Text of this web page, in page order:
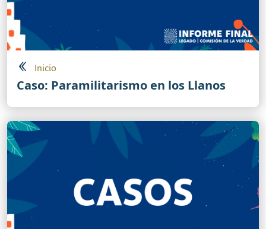
Inicio
Caso: Paramilitarismo en los Llanos